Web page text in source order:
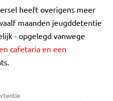
heeft overigens meer
maanden jeugddetentie
- opgelegd vanwege
cafetaria en een